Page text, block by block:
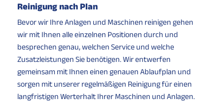
Reinigung nach Plan
Bevor wir Ihre Anlagen und Maschinen reinigen gehen
wir mit Ihnen alle einzelnen Positionen durch und
besprechen genau, welchen Service und welche
Zusatzleistungen Sie benötigen. Wir entwerfen
gemeinsam mit Ihnen einen genauen Ablaufplan und
sorgen mit unserer regelmäßigen Reinigung für einen
langfristigen Werterhalt Ihrer Maschinen und Anlagen.